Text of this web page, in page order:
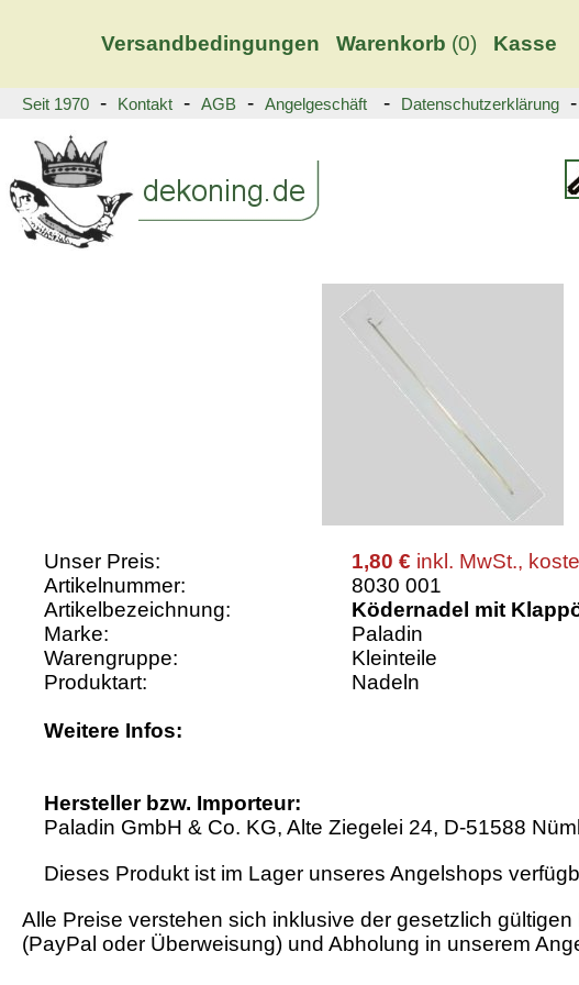
Versandbedingungen Warenkorb (0) Kasse
Seit 1970 - Kontakt - AGB - Angelgeschäft - Datenschutzerklärung -
Unser Preis: 1,80 € inkl. MwSt.,
Artikelnummer:
8030 001
Artikelbezeichnung:
Ködernadel mit
Marke:
Paladin
Warengruppe:
Kleinteile
Produktart:
Nadeln
Weitere Infos:
Hersteller bzw. Importeur:
Paladin GmbH & Co. KG, Alte Ziegelei 24, D-51588
Dieses Produkt ist im Lager unseres Angelshops
Alle Preise verstehen sich inklusive der gesetzlich
(PayPal oder Überweisung) und Abholung in unserem